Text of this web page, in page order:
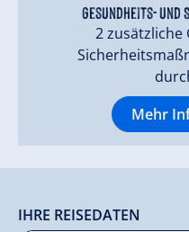
Gesundheits-
2 zusätzliche
Mehr
IHRE REISEDATEN